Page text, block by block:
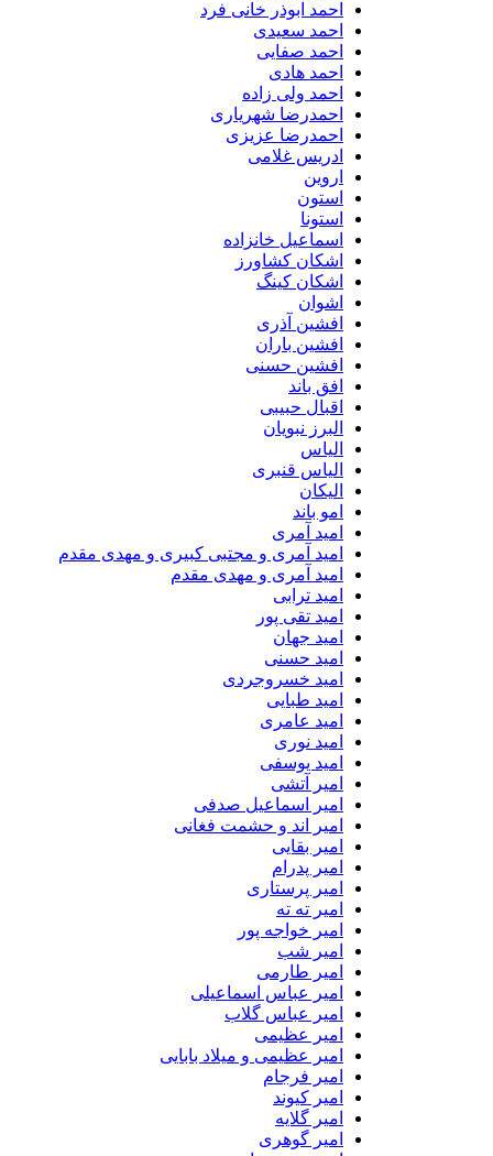
احمد ابوذر خانی فرد
احمد سعیدی
احمد صفایی
احمد هادی
احمد ولی زاده
احمدرضا شهریاری
احمدرضا عزیزی
ادریس غلامی
اروین
استون
استونا
اسماعیل خانزاده
اشکان کشاورز
اشکان کینگ
اشوان
افشین آذری
افشین باران
افشین حسنی
افق باند
اقبال حبیبی
البرز نبویان
الیاس
الیاس قنبرى
الیکان
امو باند
امید آمری
امید آمری و مجتبی کبیری و مهدى مقدم
امید آمری و مهدی مقدم
امید ترابی
امید تقی پور
امید جهان
امید حسنی
امید خسروجردی
امید طبایی
امید عامری
امید نوری
امید یوسفی
امیر آتشی
امیر اسماعیل صدفی
امیر اند و حشمت فغانی
امیر بقایی
امیر پدرام
امیر پرستاری
امیر ته ته
امیر خواجه پور
امیر شب
امیر طارمی
امیر عباس اسماعیلی
امیر عباس گلاب
امیر عظیمی
امیر عظیمی و میلاد بابایی
امیر فرجام
امیر کیوند
امیر گلایه
امیر گوهری